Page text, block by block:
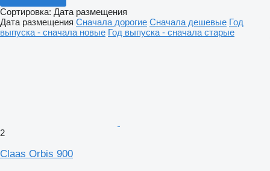
Сортировка: Дата размещения
Дата размещения Сначала дорогие Сначала дешевые Год
выпуска - сначала новые Год выпуска - сначала старые
2
Claas Orbis 900